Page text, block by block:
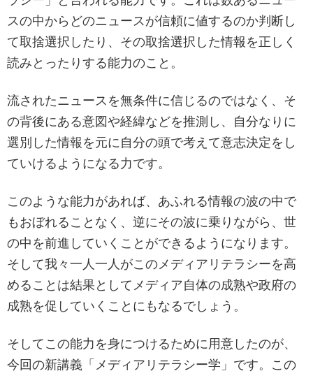
スの中からどのニュースが信頼に値するのか判断し
て取捨選択したり、その取捨選択した情報を正しく
読みとったりする能力のこと。
流されたニュースを無条件に信じるのではなく、そ
の背後にある意図や経緯などを推測し、自分なりに
選別した情報を元に自分の頭で考えて意志決定をし
ていけるようになる力です。
このような能力があれば、あふれる情報の波の中で
もおぼれることなく、逆にその波に乗りながら、世
の中を前進していくことができるようになります。
そして我々一人一人がこのメディアリテラシーを高
めることは結果としてメディア自体の成熟や政府の
成熟を促していくことにもなるでしょう。
そしてこの能力を身につけるために用意したのが、
今回の新講義「メディアリテラシー学」です。この